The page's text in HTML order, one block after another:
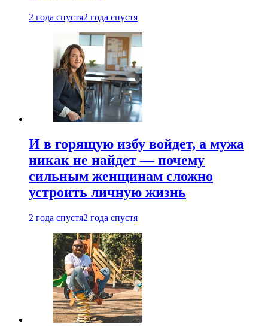
2 года спустя2 года спустя
И в горящую избу войдет, а мужа
никак не найдет — почему
сильным женщинам сложно
устроить личную жизнь
2 года спустя2 года спустя